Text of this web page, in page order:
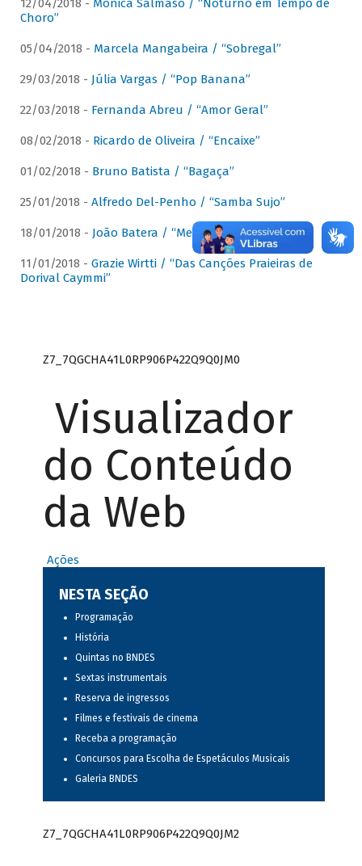
12/04/2018 - Mônica Salmaso / “Noturno em Tempo de
Choro”
05/04/2018 - Marcela Mangabeira / “Sobregal”
29/03/2018 - Júlia Vargas / “Pop Banana”
22/03/2018 - Fernanda Abreu / “Amor Geral”
08/02/2018 - Ricardo de Oliveira / “Encaixe”
01/02/2018 - Bruno Batista / “Bagaça”
25/01/2018 - Alfredo Del-Penho / “Samba Sujo”
18/01/2018 - João Batera / “Meu Pandeiro”
11/01/2018 - Grazie Wirtti / “Das Canções Praieiras de
Dorival Caymmi”
Z7_7QGCHA41L0RP906P422Q9Q0JM0
Visualizador
do Conteúdo
da Web
Ações
NESTA SEÇÃO
Programação
História
Quintas no BNDES
Sextas instrumentais
Reserva de ingressos
Filmes e festivais de cinema
Receba a programação
Concursos para Escolha de Espetáculos Musicais
Galeria BNDES
Z7_7QGCHA41L0RP906P422Q9Q0JM2